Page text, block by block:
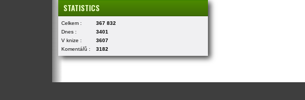
STATISTICS
Celkem :
367 832
Dnes :
3401
V knize :
3607
Komentářů :
3182